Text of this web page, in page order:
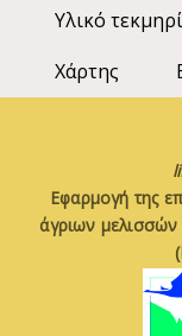
Υλικό
Χάρτης
Εφαρμογή της
άγριων